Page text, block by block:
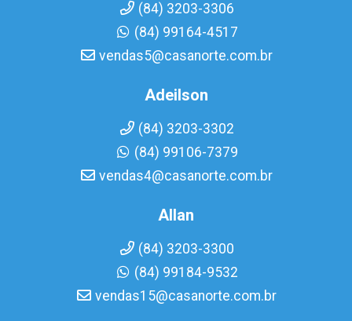
(84) 3203-3306
(84) 99164-4517
vendas5@casanorte.com.br
Adeilson
(84) 3203-3302
(84) 99106-7379
vendas4@casanorte.com.br
Allan
(84) 3203-3300
(84) 99184-9532
vendas15@casanorte.com.br